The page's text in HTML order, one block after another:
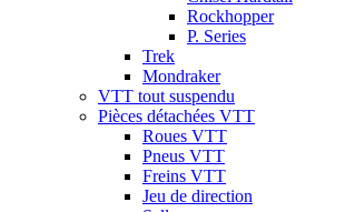
Rockhopper
P. Series
Trek
Mondraker
VTT tout suspendu
Pièces détachées VTT
Roues VTT
Pneus VTT
Freins VTT
Jeu de direction